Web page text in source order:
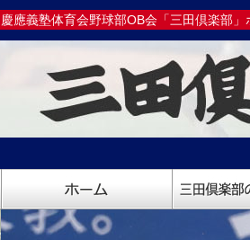
慶應義塾体育会野球部OB会「三田倶楽部」